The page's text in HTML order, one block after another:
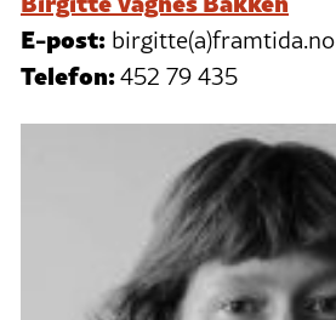
E-post: birgitte(a)framtida.no
Telefon:452 79 435